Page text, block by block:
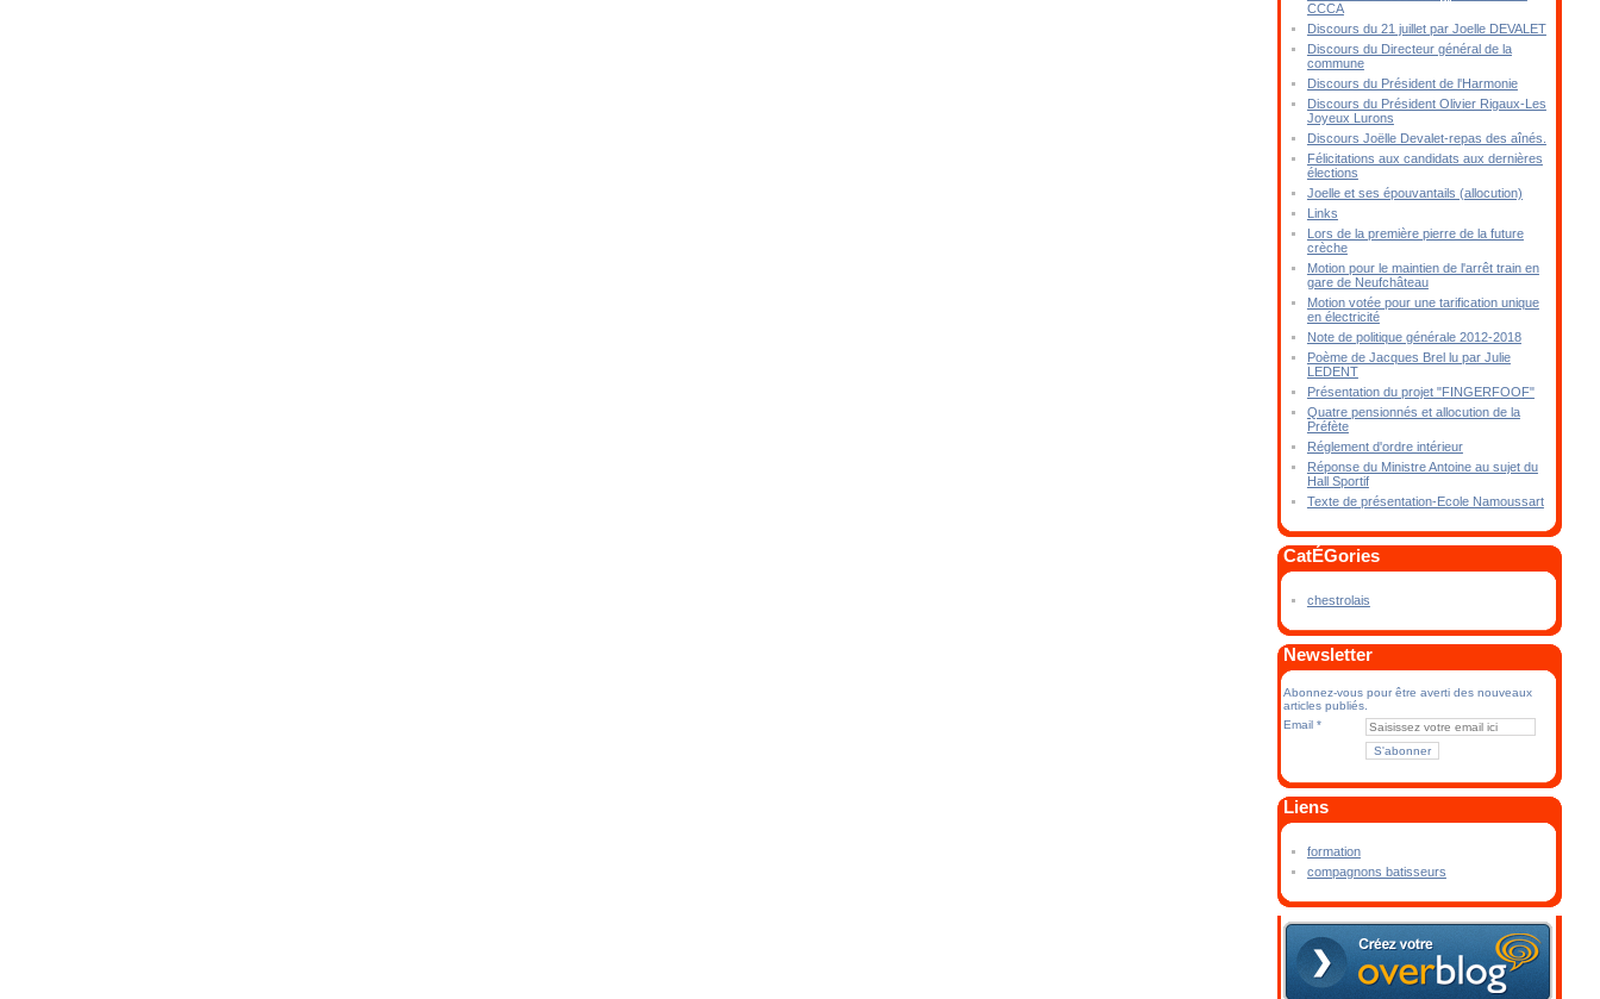
CCCA
Discours du 21 juillet par Joelle DEVALET
Discours du Directeur général de la
commune
Discours du Président de l'Harmonie
Discours du Président Olivier Rigaux-Les
Joyeux Lurons
Discours Joëlle Devalet-repas des aînés.
Félicitations aux candidats aux dernières
élections
Joelle et ses épouvantails (allocution)
Links
Lors de la première pierre de la future
crèche
Motion pour le maintien de l'arrêt train en
gare de Neufchâteau
Motion votée pour une tarification unique
en électricité
Note de politique générale 2012-2018
Poème de Jacques Brel lu par Julie
LEDENT
Présentation du projet "FINGERFOOF"
Quatre pensionnés et allocution de la
Préfète
Réglement d'ordre intérieur
Réponse du Ministre Antoine au sujet du
Hall Sportif
Texte de présentation-Ecole Namoussart
CatÉGories
chestrolais
Newsletter
Abonnez-vous pour être averti des nouveaux
articles publiés.
Email
Liens
formation
compagnons batisseurs